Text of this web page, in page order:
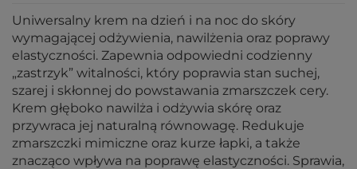
Uniwersalny krem na dzień i na noc do skóry
wymagającej odżywienia, nawilżenia oraz poprawy
elastyczności. Zapewnia odpowiedni codzienny
„zastrzyk” witalności, który poprawia stan suchej,
szarej i skłonnej do powstawania zmarszczek cery.
Krem głęboko nawilża i odżywia skórę oraz
przywraca jej naturalną równowagę. Redukuje
zmarszczki mimiczne oraz kurze łapki, a także
znacząco wpływa na poprawę elastyczności. Sprawia,